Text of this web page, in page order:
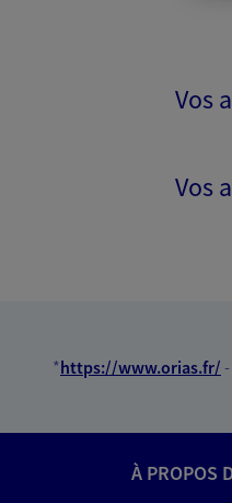
Vos
Vos
*https://www.orias.fr/
À PROPOS